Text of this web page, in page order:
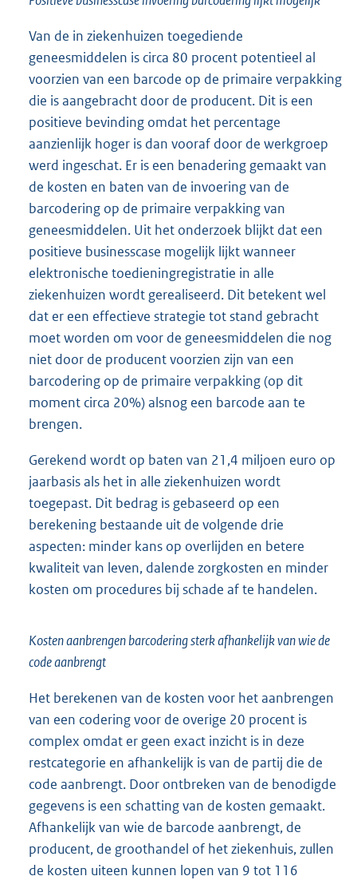
Van de in ziekenhuizen toegediende
geneesmiddelen is circa 80 procent potentieel al
voorzien van een barcode op de primaire verpakking
die is aangebracht door de producent. Dit is een
positieve bevinding omdat het percentage
aanzienlijk hoger is dan vooraf door de werkgroep
werd ingeschat. Er is een benadering gemaakt van
de kosten en baten van de invoering van de
barcodering op de primaire verpakking van
geneesmiddelen. Uit het onderzoek blijkt dat een
positieve businesscase mogelijk lijkt wanneer
elektronische toedieningregistratie in alle
ziekenhuizen wordt gerealiseerd. Dit betekent wel
dat er een effectieve strategie tot stand gebracht
moet worden om voor de geneesmiddelen die nog
niet door de producent voorzien zijn van een
barcodering op de primaire verpakking (op dit
moment circa 20%) alsnog een barcode aan te
brengen.
Gerekend wordt op baten van 21,4 miljoen euro op
jaarbasis als het in alle ziekenhuizen wordt
toegepast. Dit bedrag is gebaseerd op een
berekening bestaande uit de volgende drie
aspecten: minder kans op overlijden en betere
kwaliteit van leven, dalende zorgkosten en minder
kosten om procedures bij schade af te handelen.
Kosten aanbrengen barcodering sterk afhankelijk van wie de
code aanbrengt
Het berekenen van de kosten voor het aanbrengen
van een codering voor de overige 20 procent is
complex omdat er geen exact inzicht is in deze
restcategorie en afhankelijk is van de partij die de
code aanbrengt. Door ontbreken van de benodigde
gegevens is een schatting van de kosten gemaakt.
Afhankelijk van wie de barcode aanbrengt, de
producent, de groothandel of het ziekenhuis, zullen
de kosten uiteen kunnen lopen van 9 tot 116